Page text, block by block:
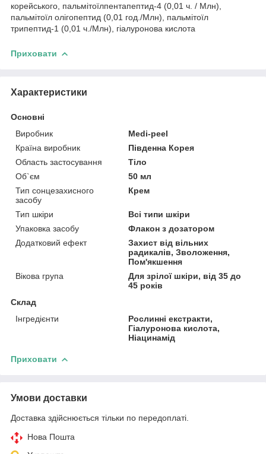
корейського, пальмітоїлпентапептид-4 (0,01 ч. / Млн),
пальмітоїл олігопептид (0,01 год./Млн), пальмітоїл
трипептид-1 (0,01 ч./Млн), гіалуронова кислота
Приховати
Характеристики
Основні
Виробник
Medi-peel
Країна виробник
Південна Корея
Область застосування
Тіло
Об`єм
50 мл
Тип сонцезахисного
засобу
Крем
Тип шкіри
Всі типи шкіри
Упаковка засобу
Флакон з дозатором
Додатковий ефект
Захист від вільних
радикалів, Зволоження,
Пом'якшення
Вікова група
Для зрілої шкіри, від 35 до
45 років
Склад
Інгредієнти
Рослинні екстракти,
Гіалуронова кислота,
Ніацинамід
Приховати
Умови доставки
Доставка здійснюється тільки по передоплаті.
Нова Пошта